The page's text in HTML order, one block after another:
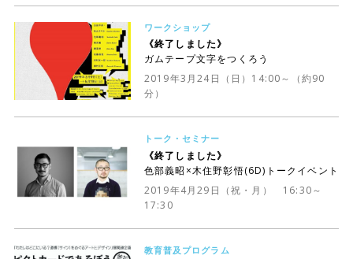
ワークショップ
《終了しました》
ガムテープ文字をつくろう
2019年3月24日（日）14:00～（約90
分）
トーク・セミナー
《終了しました》
色部義昭×木住野彰悟(6D)トークイベント
2019年4月29日（祝・月） 16:30～
17:30
教育普及プログラム